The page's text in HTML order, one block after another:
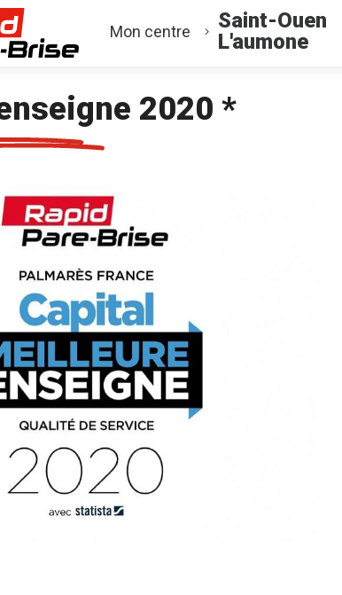
Mon centre
Saint-Ouen
L'aumone
2020 *